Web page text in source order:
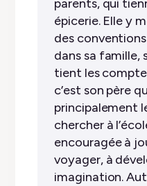
parents, qui
épicerie. Elle y
des
dans sa famille,
tient les
c’est son père
principalement
chercher à
encouragée à
voyager, à
imagination.